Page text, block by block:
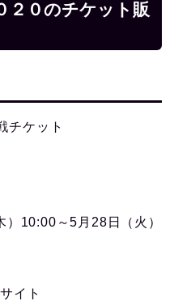
２０のチケット販
チケット
10:00～5月28日（火）
イト